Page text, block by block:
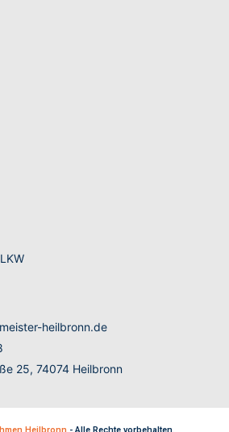
heilbronn.de
25, 74074 Heilbronn